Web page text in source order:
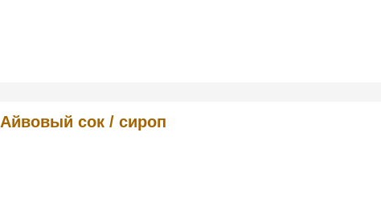
Айвовый сок / сироп